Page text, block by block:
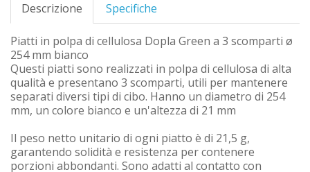
Descrizione Specifiche
Piatti in polpa di cellulosa Dopla Green a 3 scomparti ø
254 mm bianco
Questi piatti sono realizzati in polpa di cellulosa di alta
qualità e presentano 3 scomparti, utili per mantenere
separati diversi tipi di cibo. Hanno un diametro di 254
mm, un colore bianco e un'altezza di 21 mm
Il peso netto unitario di ogni piatto è di 21,5 g,
garantendo solidità e resistenza per contenere
porzioni abbondanti. Sono adatti al contatto con